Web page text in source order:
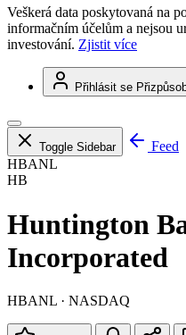
Veškerá data poskytovaná na
informačním účelům a nejsou
investování. Zjistit více
Přihlásit se
Toggle Sidebar
Feed
HBANL
HB
Huntington
Incorporated
HBANL · NASDAQ